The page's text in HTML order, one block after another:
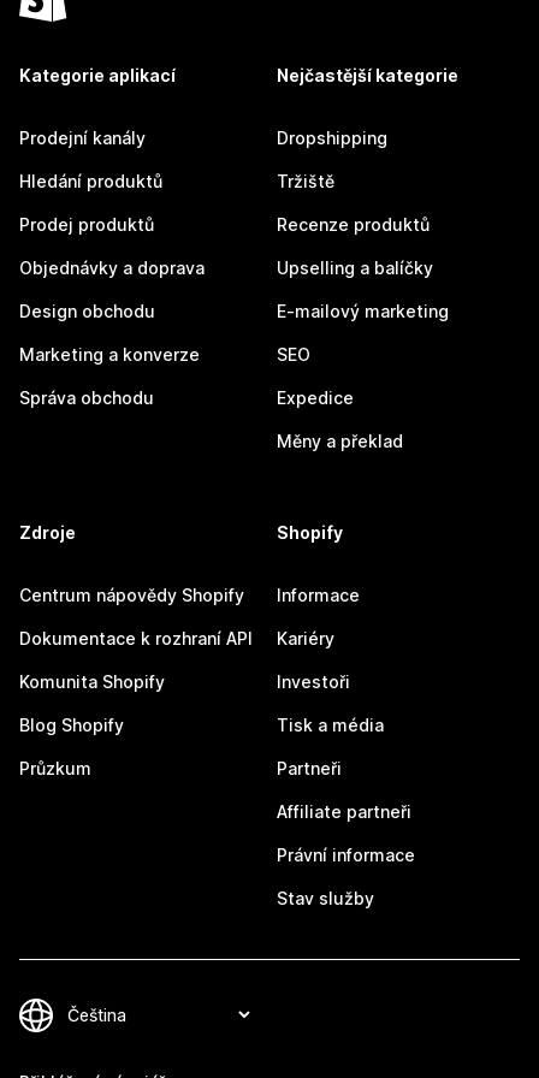
Kategorie aplikací
Prodejní kanály
Hledání produktů
Prodej produktů
Objednávky a doprava
Design obchodu
Marketing a konverze
Správa obchodu
Nejčastější kategorie
Dropshipping
Tržiště
Recenze produktů
Upselling a balíčky
E-mailový marketing
SEO
Expedice
Měny a překlad
Zdroje
Centrum nápovědy Shopify
Dokumentace k rozhraní API
Komunita Shopify
Blog Shopify
Průzkum
Shopify
Informace
Kariéry
Investoři
Tisk a média
Partneři
Affiliate partneři
Právní informace
Stav služby